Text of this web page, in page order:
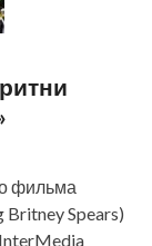
фильма
Spears)